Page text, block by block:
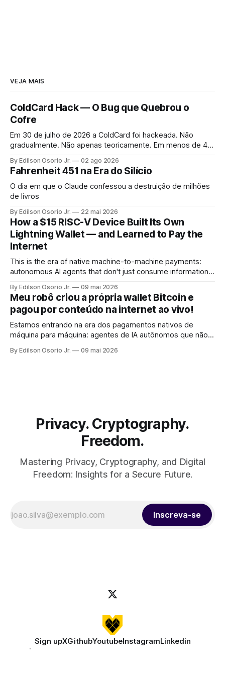
VEJA MAIS
ColdCard Hack — O Bug que Quebrou o
Cofre
Em 30 de julho de 2026 a ColdCard foi hackeada. Não
gradualmente. Não apenas teoricamente. Em menos de 41
By Edilson Osorio Jr. 02 ago 2026
Fahrenheit 451 na Era do Silício
O dia em que o Claude confessou a destruição de milhões
de livros
By Edilson Osorio Jr. 22 mai 2026
How a $15 RISC-V Device Built Its Own
Lightning Wallet — and Learned to Pay the
Internet
This is the era of native machine-to-machine payments:
autonomous AI agents that don't just consume information,
the internet's own protocol.
By Edilson Osorio Jr. 09 mai 2026
Meu robô criou a própria wallet Bitcoin e
pagou por conteúdo na internet ao vivo!
Estamos entrando na era dos pagamentos nativos de
máquina para máquina: agentes de IA autônomos que não
sem intervenção humana, usando o próprio protocolo da
By Edilson Osorio Jr. 09 mai 2026
Privacy. Cryptography.
Freedom.
Mastering Privacy, Cryptography, and Digital
Freedom: Insights for a Secure Future.
Inscreva-se
Sign upXGithubYoutubeInstagramLinkedin